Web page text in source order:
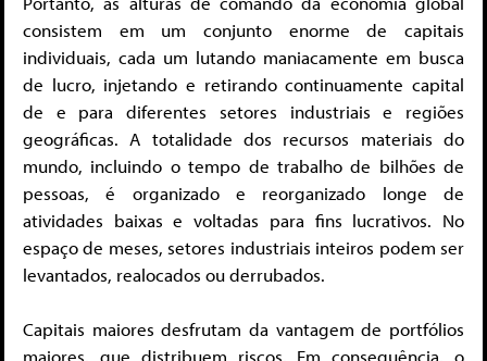
consistem em um conjunto enorme de capitais
individuais, cada um lutando maniacamente em busca
de lucro, injetando e retirando continuamente capital
de e para diferentes setores industriais e regiões
geográficas. A totalidade dos recursos materiais do
mundo, incluindo o tempo de trabalho de bilhões de
pessoas, é organizado e reorganizado longe de
atividades baixas e voltadas para fins lucrativos. No
espaço de meses, setores industriais inteiros podem ser
levantados, realocados ou derrubados.
Capitais maiores desfrutam da vantagem de portfólios
maiores, que distribuem riscos. Em consequência, o